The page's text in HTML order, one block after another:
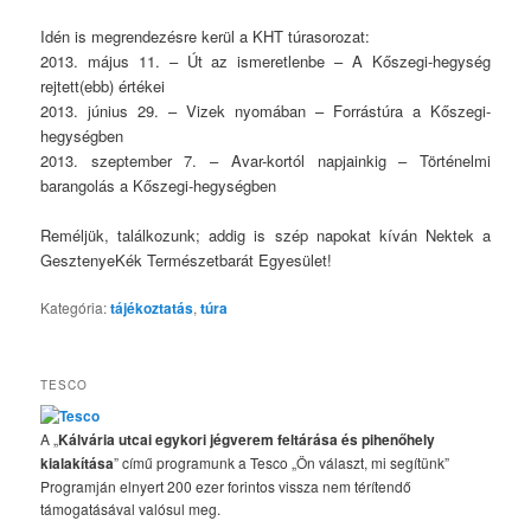
Idén is megrendezésre kerül a KHT túrasorozat:
2013. május 11. – Út az ismeretlenbe – A Kőszegi-hegység
rejtett(ebb) értékei
2013. június 29. – Vizek nyomában – Forrástúra a Kőszegi-
hegységben
2013. szeptember 7. – Avar-kortól napjainkig – Történelmi
barangolás a Kőszegi-hegységben
Reméljük, találkozunk; addig is szép napokat kíván Nektek a
GesztenyeKék Természetbarát Egyesület!
Kategória:tájékoztatás,túra
TESCO
A „Kálvária utcai egykori jégverem feltárása és pihenőhely
kialakítása” című programunk a Tesco „Ön választ, mi segítünk”
Programján elnyert 200 ezer forintos vissza nem térítendő
támogatásával valósul meg.